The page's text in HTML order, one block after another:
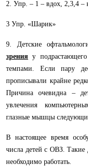
2. Упр. – 1 – вдох, 2,3,4 –
3 Упр. «Шарик»
9. Детские
зрения у
темпами. Если пару
прописывали крайне
Причина очевидна –
увлечения
глазные мышцы
В настоящее время
числа детей с ОВЗ.
необходимо работать.